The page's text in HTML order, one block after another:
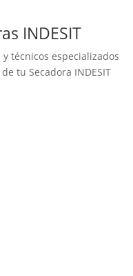
INDESIT
técnicos especializados
tu Secadora INDESIT